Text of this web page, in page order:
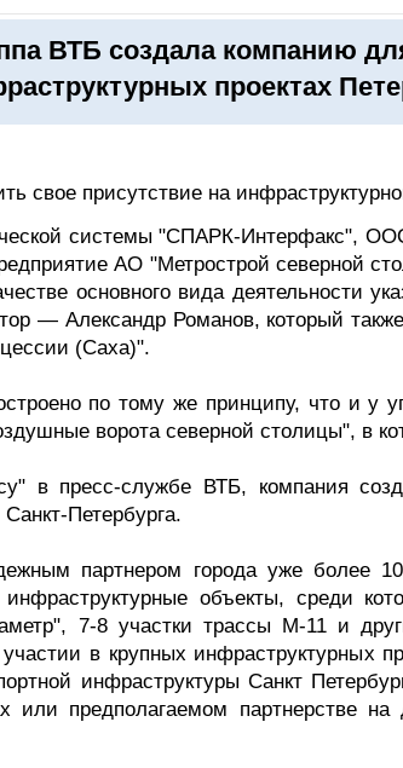
ВТБ создала компанию
проектах
свое присутствие на
системы "СПАРК-Интерфакс",
АО "Метрострой северной
основного вида деятельности
— Александр Романов, который
(Саха)".
по тому же принципу, что и у
ворота северной столицы", в
в пресс-службе ВТБ, компания
Петербурга.
партнером города уже более
инфраструктурные объекты, среди
7-8 участки трассы М-11 и
в крупных инфраструктурных
инфраструктуры Санкт
или предполагаемом партнерстве